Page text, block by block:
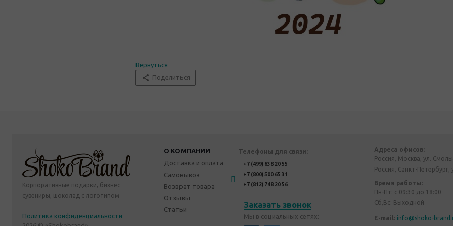
Вернуться
Поделиться
Корпоративные подарки, бизнес
сувениры, шоколад с логотипом
Политика конфиденциальности
О КОМПАНИИ
Доставка и оплата
Самовывоз
Возврат товара
Отзывы
Статьи
Телефоны для связи:
+7 (499) 638 20 55
+7 (800) 500 65 31
+7 (812) 748 20 56
Заказать звонок
Мы в социальных сетях:
Адреса офисов:
Россия, Москва, ул.
Россия, Санкт-
Время работы:
Пн-Пт: с 09:30 до 18:00
Сб,Вс: Выходной
E-mail: info@shoko-